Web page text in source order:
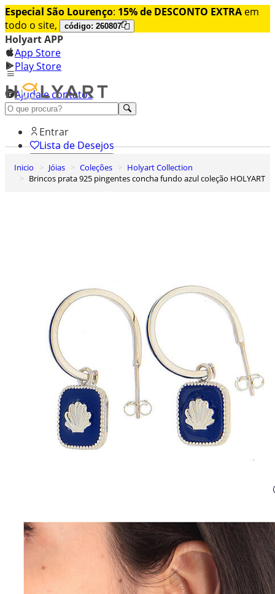
Especial São Lourenço: 15% de DESCONTO EXTRA em
todo o site,
código: 260807
Holyart APP
App Store
Play Store
Ajuda e contatos
Conheça premium
Entrar
Lista de Desejos
0
Carrinho de Compras
Inicio Jóias Coleções
Holyart Collection
Brincos prata 925 pingentes concha fundo azul coleção HOLYART